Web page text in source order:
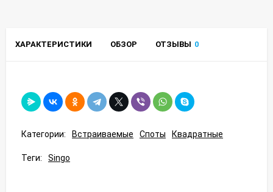
ХАРАКТЕРИСТИКИ ОБЗОР ОТЗЫВЫ 0
Категории: Встраиваемые Споты Квадратные
Теги: Singo